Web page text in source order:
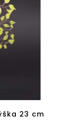
23 cm